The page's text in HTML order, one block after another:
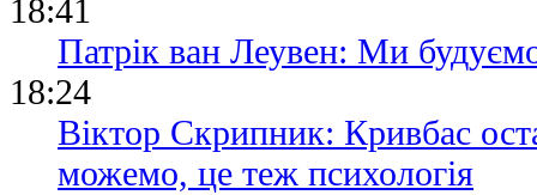
18:41
Патрік ван Леувен: Ми
18:24
Віктор Скрипник: Кривбас
можемо, це теж психологія